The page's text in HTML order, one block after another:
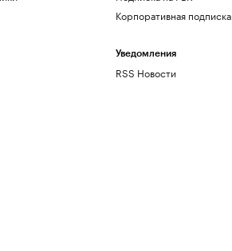
Корпоративная подписка
Уведомления
RSS Новости